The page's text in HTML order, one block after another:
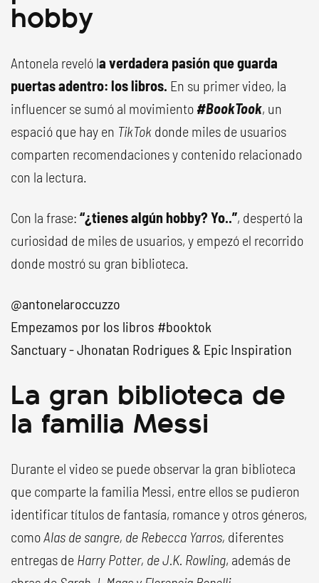
hobby
Antonela reveló la verdadera pasión que guarda
puertas adentro: los libros. En su primer video, la
influencer se sumó al movimiento #BookTook, un
espació que hay en TikTok donde miles de usuarios
comparten recomendaciones y contenido relacionado
con la lectura.
Con la frase: “¿tienes algún hobby? Yo..”, despertó la
curiosidad de miles de usuarios, y empezó el recorrido
donde mostró su gran biblioteca.
@antonelaroccuzzo
Empezamos por los libros #booktok
Sanctuary - Jhonatan Rodrigues & Epic Inspiration
La gran biblioteca de
la familia Messi
Durante el video se puede observar la gran biblioteca
que comparte la familia Messi, entre ellos se pudieron
identificar títulos de fantasía, romance y otros géneros,
comoAlas de sangre, de Rebecca Yarros, diferentes
entregas de Harry Potter, de J.K. Rowling, además de